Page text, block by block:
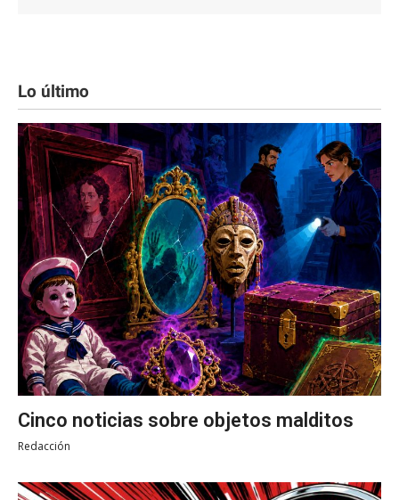
Lo último
Cinco noticias sobre objetos malditos
Redacción